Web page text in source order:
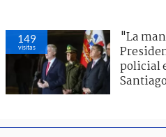
149
visitas
"La
policial
Santiago